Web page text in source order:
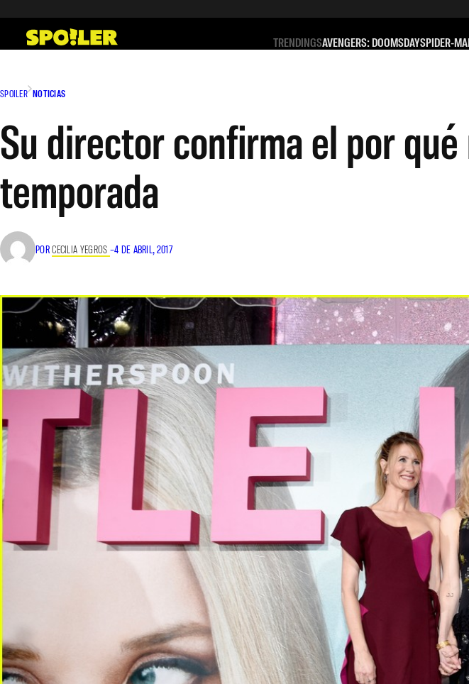
contenido
TRENDINGSAVENGERS: DOOMSDAYSPIDER-
SPOILER NOTICIAS
Su director confirma el por
temporada
PORCECILIA YEGROS –4 DE ABRIL, 2017